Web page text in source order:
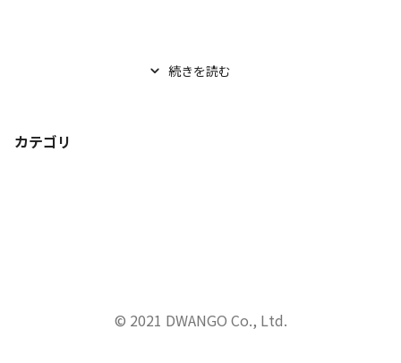
続きを読む
カテゴリ
© 2021 DWANGO Co., Ltd.